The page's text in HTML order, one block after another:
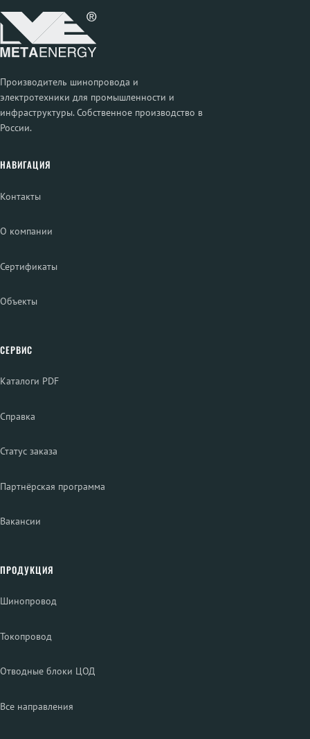
Производитель шинопровода и
электротехники для промышленности и
инфраструктуры. Собственное производство в
России.
НАВИГАЦИЯ
Контакты
О компании
Сертификаты
Объекты
СЕРВИС
Каталоги PDF
Справка
Статус заказа
Партнёрская программа
Вакансии
ПРОДУКЦИЯ
Шинопровод
Токопровод
Отводные блоки ЦОД
Все направления